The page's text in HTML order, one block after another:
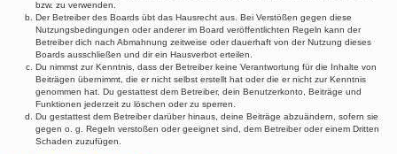
bzw. zu verwenden.
Der Betreiber des Boards übt das Hausrecht aus. Bei Verstößen gegen diese
Nutzungsbedingungen oder anderer im Board veröffentlichten Regeln kann der
Betreiber dich nach Abmahnung zeitweise oder dauerhaft von der Nutzung dieses
Boards ausschließen und dir ein Hausverbot erteilen.
Du nimmst zur Kenntnis, dass der Betreiber keine Verantwortung für die Inhalte von
Beiträgen übernimmt, die er nicht selbst erstellt hat oder die er nicht zur Kenntnis
genommen hat. Du gestattest dem Betreiber, dein Benutzerkonto, Beiträge und
Funktionen jederzeit zu löschen oder zu sperren.
Du gestattest dem Betreiber darüber hinaus, deine Beiträge abzuändern, sofern sie
gegen o. g. Regeln verstoßen oder geeignet sind, dem Betreiber oder einem Dritten
Schaden zuzufügen.